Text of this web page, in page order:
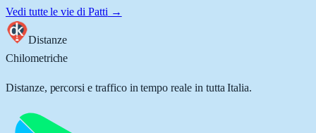
Vedi tutte le vie di Patti →
Distanze
Chilometriche
Distanze, percorsi e traffico in tempo reale in tutta Italia.